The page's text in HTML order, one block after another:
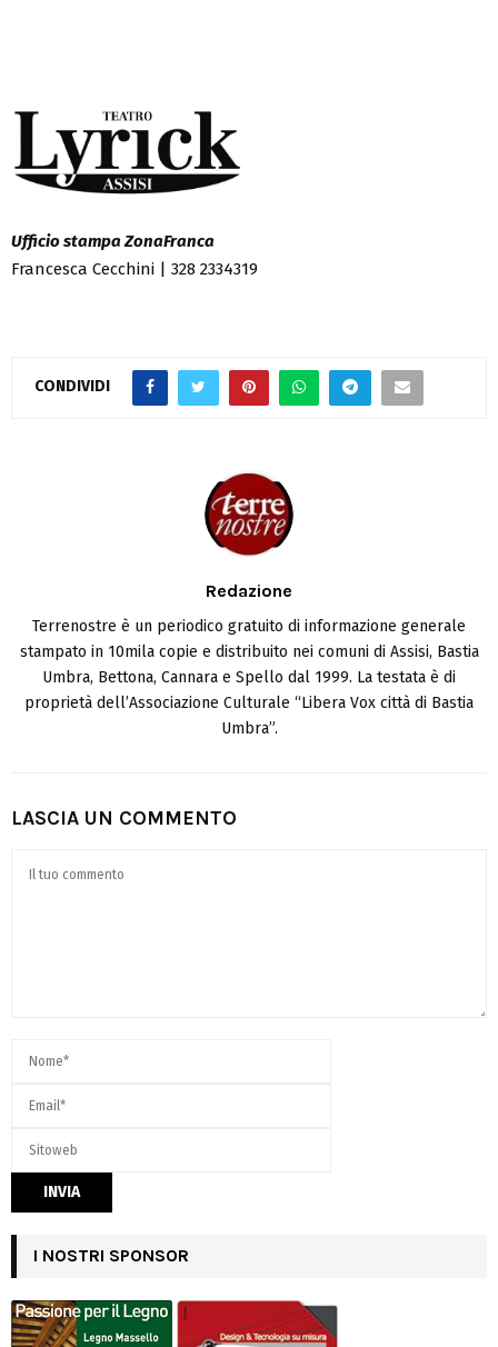
Ufficio stampa ZonaFranca
Francesca Cecchini | 328 2334319
CONDIVIDI
Redazione
Terrenostre è un periodico gratuito di informazione generale
stampato in 10mila copie e distribuito nei comuni di Assisi, Bastia
Umbra, Bettona, Cannara e Spello dal 1999. La testata è di
proprietà dell’Associazione Culturale “Libera Vox città di Bastia
Umbra”.
LASCIA UN COMMENTO
I NOSTRI SPONSOR